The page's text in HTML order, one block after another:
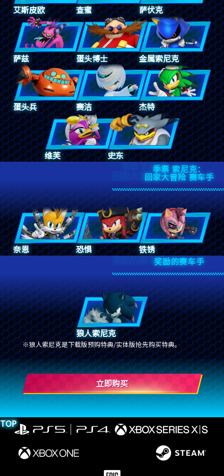
艾斯皮欧 查蜜 萨伏克
萨兹 蛋头博士 金属索尼克
蛋头兵 赛洁 杰特
维芙
史东
季票 索尼克：
回家大冒险 赛车手
季票 索尼克：
回家大冒险 赛车手
奈恩 恐惧
铁锈
奖励的赛车手
奖励的赛车手
狼人索尼克
狼人索尼克是下载版预购特典/实体版抢先购买特典。
立即购买
TOP